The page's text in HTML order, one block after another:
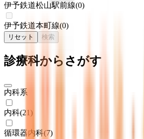
伊予鉄道松山駅前線(0)
伊予鉄道本町線(0)
リセット 検索
診療科からさがす
内科系
内科(21 )
循環器内科(7)